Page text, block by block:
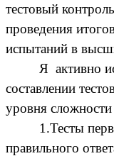
тестовый
проведения
испытаний в
Я активно
составлении
уровня
1.Тесты
правильного